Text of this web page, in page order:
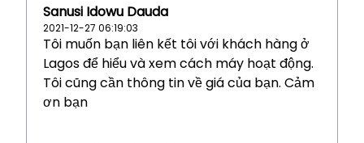
Sanusi Idowu Dauda
2021-12-27 06:19:03
Tôi muốn bạn liên kết tôi với khách hàng ở
Lagos để hiểu và xem cách máy hoạt động.
Tôi cũng cần thông tin về giá của bạn. Cảm
ơn bạn